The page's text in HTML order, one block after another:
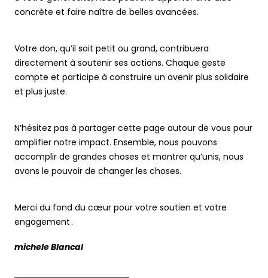
concrète et faire naître de belles avancées.
Votre don, qu’il soit petit ou grand, contribuera
directement à soutenir ses actions. Chaque geste
compte et participe à construire un avenir plus solidaire
et plus juste.
N’hésitez pas à partager cette page autour de vous pour
amplifier notre impact. Ensemble, nous pouvons
accomplir de grandes choses et montrer qu’unis, nous
avons le pouvoir de changer les choses.
Merci du fond du cœur pour votre soutien et votre
engagement .
michele Blancal